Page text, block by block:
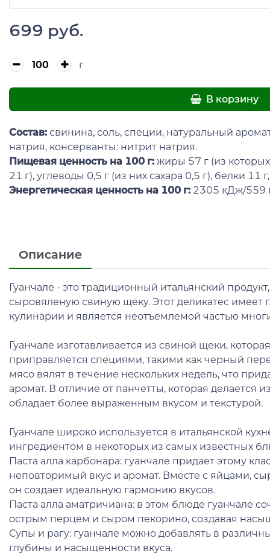
699 руб.
г
В корзину
Состав: свинина, соль, специи, натуральный
натрия, консерванты: нитрит натрия.
Пищевая ценность на 100 г: жиры 57 г (из
21 г), углеводы 0,5 г (из них сахара 0,5 г), белки 11
Энергетическая ценность на 100 г: 2305 кДж/559
Описание
Гуанчале - это традиционный итальянский
сыровяленую свиную щеку. Этот деликатес имеет
кулинарии и является неотъемлемой частью
Гуанчале изготавливается из свиной щеки,
приправляется специями, такими как черный
мясо вялят в течение нескольких недель, что
аромат. В отличие от панчетты, которая делается
обладает более выраженным вкусом и текстурой.
Гуанчале широко используется в итальянской
ингредиентом в некоторых из самых известных
Паста алла карбонара: гуанчале придает этому
неповторимый вкус и аромат. Вместе с яйцами,
он создает идеальную гармонию вкусов.
Паста алла аматричиана: в этом блюде гуанчале
острым перцем и сыром пекорино, создавая
Супы и рагу: гуанчале можно добавлять в
глубины и насыщенности вкуса.